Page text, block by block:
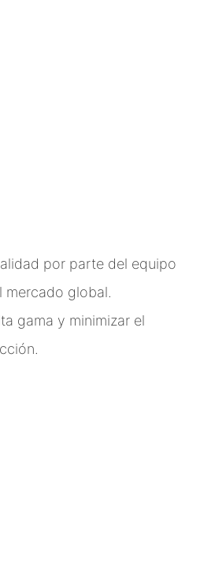
por parte del equipo
mercado global.
gama y minimizar el